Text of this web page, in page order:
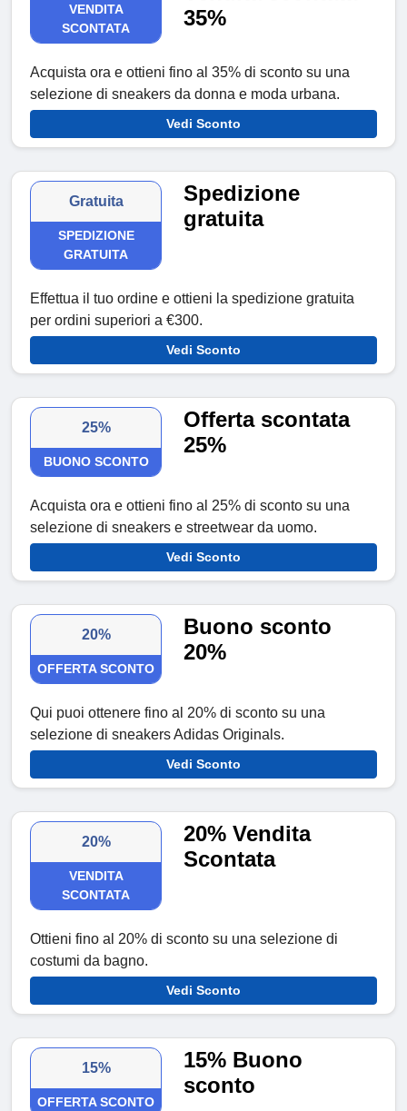
VENDITA
SCONTATA
35%
Acquista ora e ottieni fino al 35% di sconto su una
selezione di sneakers da donna e moda urbana.
Vedi Sconto
Gratuita
SPEDIZIONE
GRATUITA
Spedizione
gratuita
Effettua il tuo ordine e ottieni la spedizione gratuita
per ordini superiori a €300.
Vedi Sconto
25%
BUONO SCONTO
Offerta scontata
25%
Acquista ora e ottieni fino al 25% di sconto su una
selezione di sneakers e streetwear da uomo.
Vedi Sconto
20%
OFFERTA SCONTO
Buono sconto
20%
Qui puoi ottenere fino al 20% di sconto su una
selezione di sneakers Adidas Originals.
Vedi Sconto
20%
VENDITA
SCONTATA
20% Vendita
Scontata
Ottieni fino al 20% di sconto su una selezione di
costumi da bagno.
Vedi Sconto
15%
OFFERTA SCONTO
15% Buono
sconto